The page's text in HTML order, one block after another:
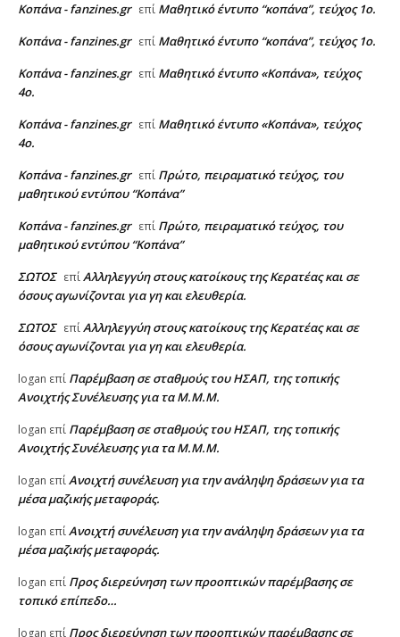
Κοπάνα - fanzines.gr επί Μαθητικό έντυπο “κοπάνα”, τεύχος 1ο.
Κοπάνα - fanzines.gr επί Μαθητικό έντυπο “κοπάνα”, τεύχος 1ο.
Κοπάνα - fanzines.gr επί Μαθητικό έντυπο «Κοπάνα», τεύχος
4ο.
Κοπάνα - fanzines.gr επί Μαθητικό έντυπο «Κοπάνα», τεύχος
4ο.
Κοπάνα - fanzines.gr επί Πρώτο, πειραματικό τεύχος, του
μαθητικού εντύπου “Κοπάνα”
Κοπάνα - fanzines.gr επί Πρώτο, πειραματικό τεύχος, του
μαθητικού εντύπου “Κοπάνα”
ΣΩΤΟΣ επίΑλληλεγγύη στους κατοίκους της Κερατέας και σε
όσους αγωνίζονται για γη και ελευθερία.
ΣΩΤΟΣ επίΑλληλεγγύη στους κατοίκους της Κερατέας και σε
όσους αγωνίζονται για γη και ελευθερία.
logan επί Παρέμβαση σε σταθμούς του ΗΣΑΠ, της τοπικής
Ανοιχτής Συνέλευσης για τα Μ.Μ.Μ.
logan επί Παρέμβαση σε σταθμούς του ΗΣΑΠ, της τοπικής
Ανοιχτής Συνέλευσης για τα Μ.Μ.Μ.
logan επίΑνοιχτή συνέλευση για την ανάληψη δράσεων για τα
μέσα μαζικής μεταφοράς.
logan επίΑνοιχτή συνέλευση για την ανάληψη δράσεων για τα
μέσα μαζικής μεταφοράς.
logan επί Προς διερεύνηση των προοπτικών παρέμβασης σε
τοπικό επίπεδο…
logan επί Προς διερεύνηση των προοπτικών παρέμβασης σε